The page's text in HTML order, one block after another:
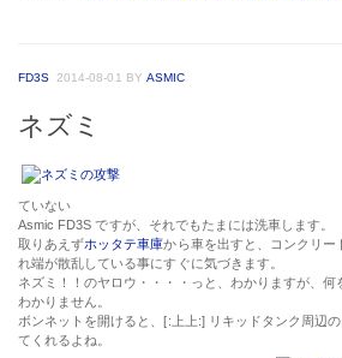
FD3S 2014-08-01 BY ASMIC
ネズミ
ていない
Asmic FD3S ですが、それでもたまには洗車します。
取りあえずホッタテ車庫から車を出すと、コンクリー
れ端が散乱している事にすぐに気づきます。
ネズミ！！のヤロウ・・・・っと、わかりますが、
わかりません。
ボンネットを開けると、[:上上:] リキッドタンク周辺
てくれるよね。